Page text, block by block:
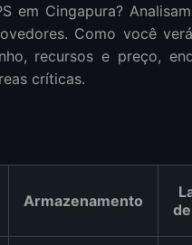
em Cingapura?
Como você
recursos e preço,
críticas.
Armazenamento